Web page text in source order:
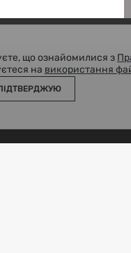
що ознайомилися з
навикористання